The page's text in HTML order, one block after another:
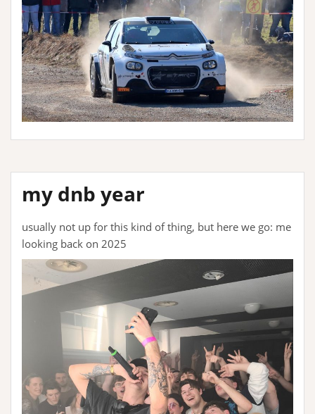
my dnb year
usually not up for this kind of thing, but here we go: me
looking back on 2025